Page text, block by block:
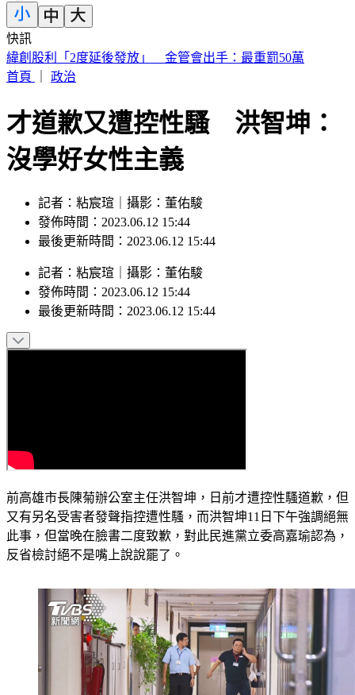
快訊
砍Gmail神功能 2027年起停止支援第三方帳號收寄信
首頁
政治
才道歉又遭控性騷 洪智坤：
沒學好女性主義
記者：粘宸瑄｜攝影：董佑駿
發佈時間：2023.06.12 15:44
最後更新時間：2023.06.12 15:44
記者 ： 粘宸瑄 攝影 ： 董佑駿
發佈時間： 2023.06.12 15:44
最後更新時間： 2023.06.12 15:44
前高雄市長陳菊辦公室主任洪智坤，日前才遭控性騷道歉，但
又有另名受害者發聲指控遭性騷，而洪智坤11日下午強調絕無
此事，但當晚在臉書二度致歉，對此民進黨立委高嘉瑜認為，
反省檢討絕不是嘴上說說罷了。